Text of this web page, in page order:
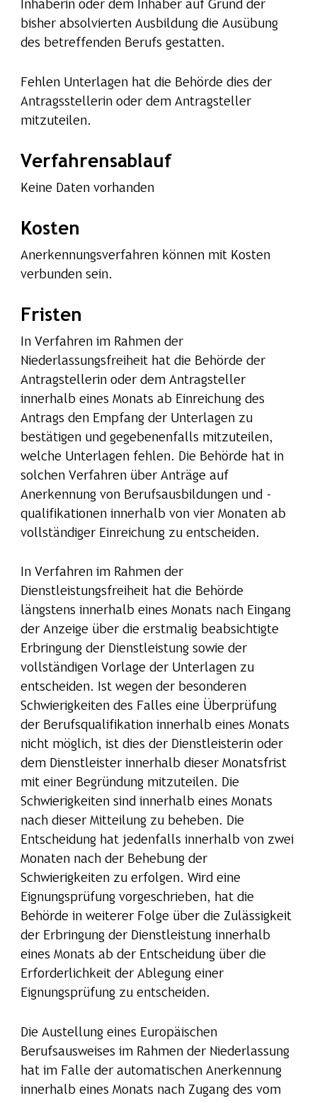
Inhaberin oder dem Inhaber auf Grund der
bisher absolvierten Ausbildung die Ausübung
des betreffenden Berufs gestatten.
Fehlen Unterlagen hat die Behörde dies der
Antragsstellerin oder dem Antragsteller
mitzuteilen.
Verfahrensablauf
Keine Daten vorhanden
Kosten
Anerkennungsverfahren können mit Kosten
verbunden sein.
Fristen
In Verfahren im Rahmen der
Niederlassungsfreiheit hat die Behörde der
Antragstellerin oder dem Antragsteller
innerhalb eines Monats ab Einreichung des
Antrags den Empfang der Unterlagen zu
bestätigen und gegebenenfalls mitzuteilen,
welche Unterlagen fehlen. Die Behörde hat in
solchen Verfahren über Anträge auf
Anerkennung von Berufsausbildungen und -
qualifikationen innerhalb von vier Monaten ab
vollständiger Einreichung zu entscheiden.
In Verfahren im Rahmen der
Dienstleistungsfreiheit hat die Behörde
längstens innerhalb eines Monats nach Eingang
der Anzeige über die erstmalig beabsichtigte
Erbringung der Dienstleistung sowie der
vollständigen Vorlage der Unterlagen zu
entscheiden. Ist wegen der besonderen
Schwierigkeiten des Falles eine Überprüfung
der Berufsqualifikation innerhalb eines Monats
nicht möglich, ist dies der Dienstleisterin oder
dem Dienstleister innerhalb dieser Monatsfrist
mit einer Begründung mitzuteilen. Die
Schwierigkeiten sind innerhalb eines Monats
nach dieser Mitteilung zu beheben. Die
Entscheidung hat jedenfalls innerhalb von zwei
Monaten nach der Behebung der
Schwierigkeiten zu erfolgen. Wird eine
Eignungsprüfung vorgeschrieben, hat die
Behörde in weiterer Folge über die Zulässigkeit
der Erbringung der Dienstleistung innerhalb
eines Monats ab der Entscheidung über die
Erforderlichkeit der Ablegung einer
Eignungsprüfung zu entscheiden.
Die Austellung eines Europäischen
Berufsausweises im Rahmen der Niederlassung
hat im Falle der automatischen Anerkennung
innerhalb eines Monats nach Zugang des vom